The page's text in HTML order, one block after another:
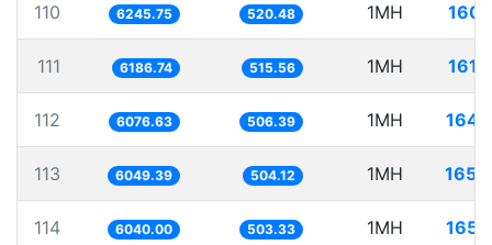
110 6245.75 520.48 1MH
111 6186.74 515.56 1MH
112 6076.63 506.39 1MH
113 6049.39 504.12 1MH
114 6040.00 503.33 1MH